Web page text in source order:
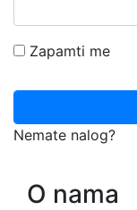
Zapamti me
Nemate nalog?
O nama